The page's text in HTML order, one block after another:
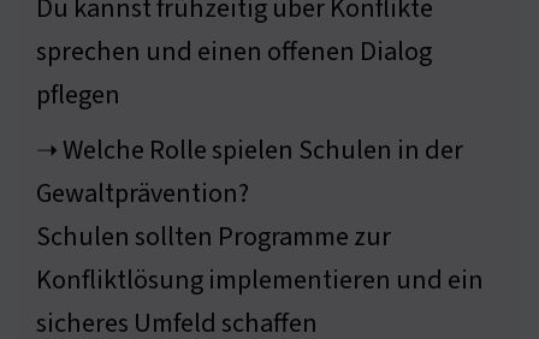
Du kannst frühzeitig über Konflikte
sprechen und einen offenen Dialog
pflegen
➝ Welche Rolle spielen Schulen in der
Gewaltprävention?
Schulen sollten Programme zur
Konfliktlösung implementieren und ein
sicheres Umfeld schaffen